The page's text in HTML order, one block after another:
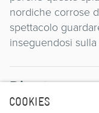
COOKIES
nordiche corrose
spettacolo
inseguendosi
Director